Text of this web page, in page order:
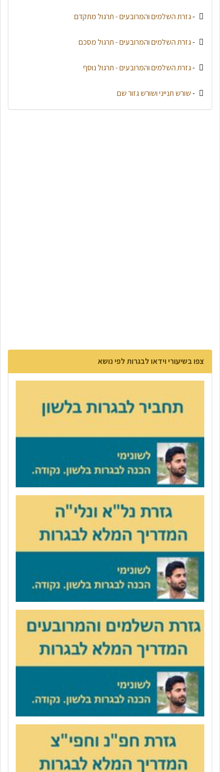
-גזרת השלמים והמרובעים - תרגול מתקדם
-גזרת השלמים והמרובעים - תרגול מסכם
-גזרת השלמים והמרובעים - תרגול נוסף
-שורש תנייני ושורש גזור שם
צפו בשיעורי וידאו לבגרות לפי נושא